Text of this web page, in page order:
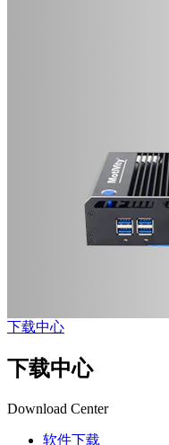
下载中心
下载中心
Download Center
软件下载